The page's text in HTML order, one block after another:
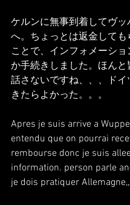
ケルンに無事到着してヴッ
へ。ちょっとは返金しても
ことで、インフォメーショ
か手続きしました。ほんと
話さないですね、、、ドイ
きたらよかった。。。
Apres je suis arrive a
entendu que on pourrai
rembourse donc je suis
information. person parle
je dois pratiquer